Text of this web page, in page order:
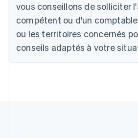
vous conseillons de solliciter
compétent ou d'un
ou les territoires concernés
conseils adaptés à votre
Bulgarie
English
Canada
English Français
Chine continentale